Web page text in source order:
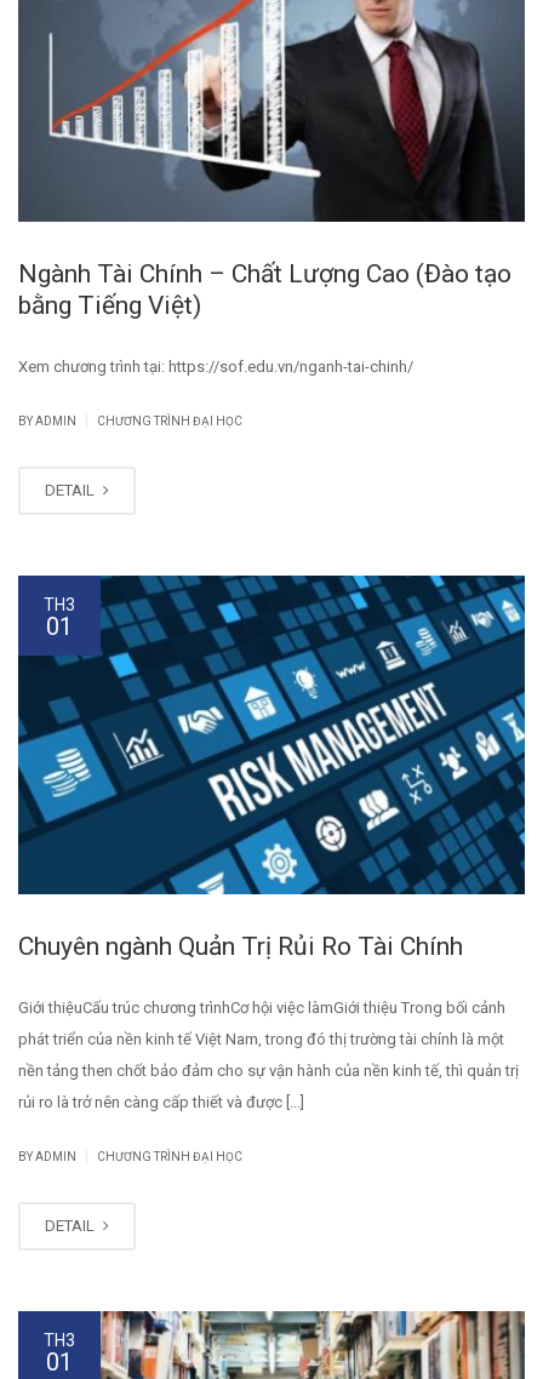
Ngành Tài Chính – Chất Lượng Cao (Đào tạo
bằng Tiếng Việt)
Xem chương trình tại: https://sof.edu.vn/nganh-tai-chinh/
BYADMIN CHƯƠNG TRÌNH ĐẠI HỌC
DETAIL
TH3
01
Chuyên ngành Quản Trị Rủi Ro Tài Chính
Giới thiệuCấu trúc chương trìnhCơ hội việc làmGiới thiệu Trong bối cảnh
phát triển của nền kinh tế Việt Nam, trong đó thị trường tài chính là một
nền tảng then chốt bảo đảm cho sự vận hành của nền kinh tế, thì quản trị
rủi ro là trở nên càng cấp thiết và được [...]
BYADMIN CHƯƠNG TRÌNH ĐẠI HỌC
DETAIL
TH3
01